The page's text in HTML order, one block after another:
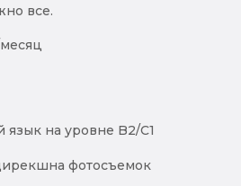
все.
язык на уровне B2/C1
фотосъемок